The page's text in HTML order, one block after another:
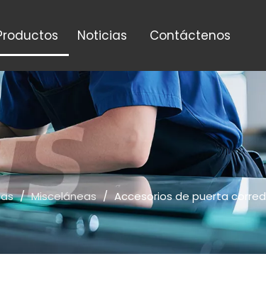
Noticias Contáctenos
/ Misceláneas / Accesorios de puerta